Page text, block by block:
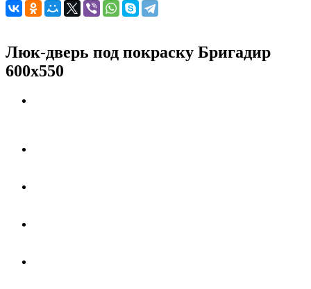
Люк-дверь под покраску Бригадир
600х550